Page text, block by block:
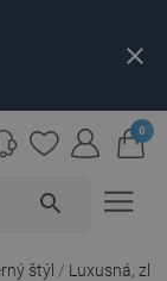
close
search
0
štýl Luxusná,